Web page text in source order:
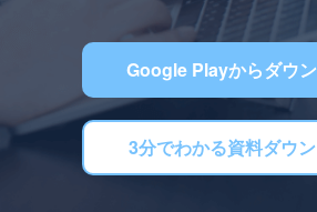
Google Playからダウ
3分でわかる資料ダウ